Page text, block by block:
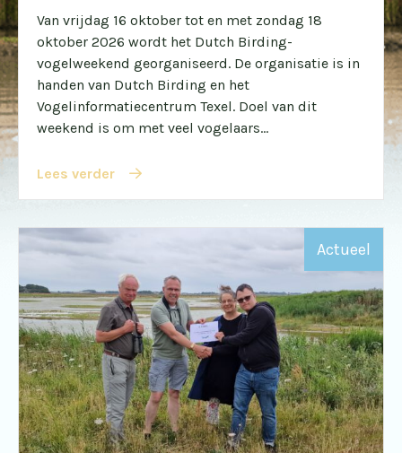
Van vrijdag 16 oktober tot en met zondag 18
oktober 2026 wordt het Dutch Birding-
vogelweekend georganiseerd. De organisatie is in
handen van Dutch Birding en het
Vogelinformatiecentrum Texel. Doel van dit
weekend is om met veel vogelaars...
Lees verder
Actueel